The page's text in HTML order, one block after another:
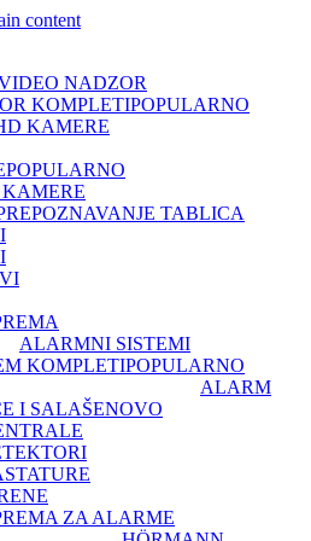
content
NADZOR
KOMPLETIPOPULARNO
KAMERE
POPULARNO
TABLICA
ALARMNI SISTEMI
KOMPLETIPOPULARNO
ALARM
I SALAŠENOVO
ZA ALARME